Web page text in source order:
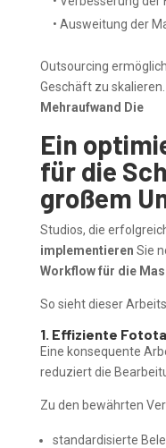
• Ausweitung der
Outsourcing
Geschäft zu skalieren.
Mehraufwand Die
Ein
für die
großem
Studios, die
implementieren Sie
Workflow für die
So sieht dieser
1. Effiziente
Eine konsequente
reduziert die
Zu den bewährten
standardisierte